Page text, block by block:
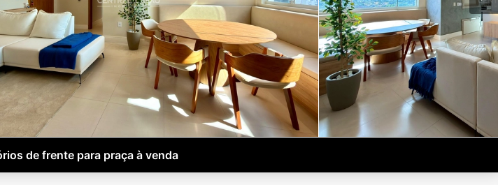
de frente para praça à venda